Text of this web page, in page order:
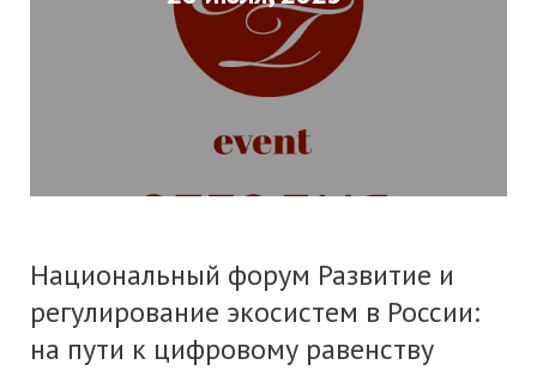
Национальный форум Развитие и
регулирование экосистем в России:
на пути к цифровому равенству